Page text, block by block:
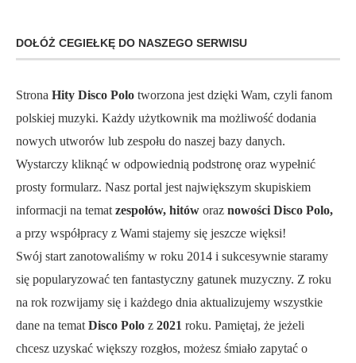
DOŁÓŻ CEGIEŁKĘ DO NASZEGO SERWISU
Strona Hity Disco Polo tworzona jest dzięki Wam, czyli fanom
polskiej muzyki. Każdy użytkownik ma możliwość dodania
nowych utworów lub zespołu do naszej bazy danych.
Wystarczy kliknąć w odpowiednią podstronę oraz wypełnić
prosty formularz. Nasz portal jest największym skupiskiem
informacji na temat zespołów, hitów oraz nowości Disco Polo,
a przy współpracy z Wami stajemy się jeszcze więksi!
Swój start zanotowaliśmy w roku 2014 i sukcesywnie staramy
się popularyzować ten fantastyczny gatunek muzyczny. Z roku
na rok rozwijamy się i każdego dnia aktualizujemy wszystkie
dane na temat Disco Polo z 2021 roku. Pamiętaj, że jeżeli
chcesz uzyskać większy rozgłos, możesz śmiało zapytać o